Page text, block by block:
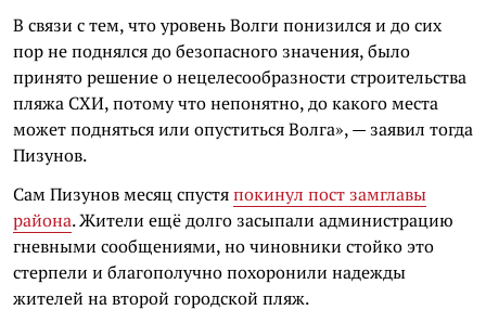
В связи с тем, что уровень Волги понизился и до сих
пор не поднялся до безопасного значения, было
принято решение о нецелесообразности строительства
пляжа СХИ, потому что непонятно, до какого места
может подняться или опуститься Волга», — заявил тогда
Пизунов.
Сам Пизунов месяц спустяпокинул пост замглавы
района. Жители ещё долго засыпали администрацию
гневными сообщениями, но чиновники стойко это
стерпели и благополучно похоронили надежды
жителей на второй городской пляж.